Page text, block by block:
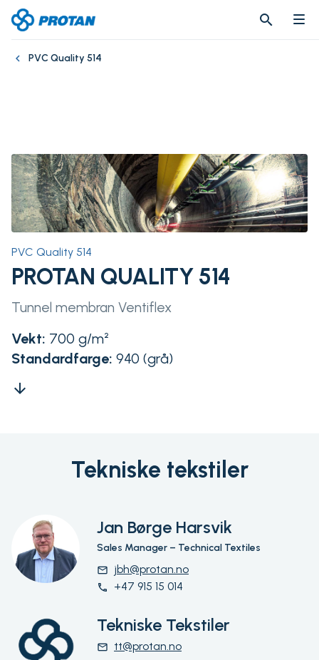
search
search
PVC Quality 514
PVC Quality 514
PROTAN QUALITY 514
Tunnel membran Ventiflex
Vekt: 700 g/m²
Standardfarge: 940 (grå)
arrow_downward
Tekniske tekstiler
Jan Børge Harsvik
Sales Manager – Technical Textiles
email jbh@protan.no
phone +47 915 15 014
Tekniske Tekstiler
email tt@protan.no